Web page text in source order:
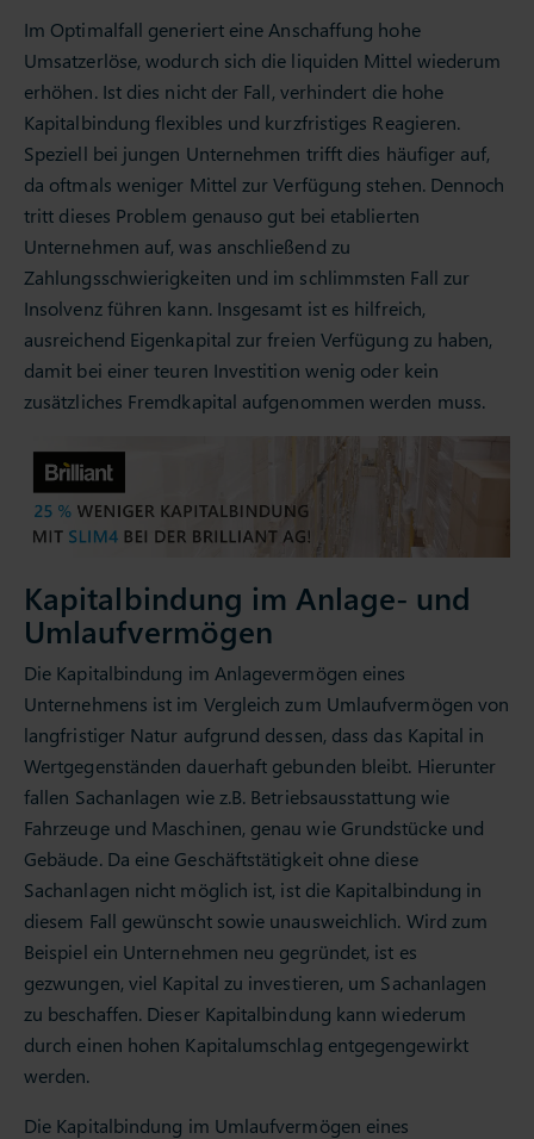
Im Optimalfall generiert eine Anschaffung hohe
Umsatzerlöse, wodurch sich die liquiden Mittel wiederum
erhöhen. Ist dies nicht der Fall, verhindert die hohe
Kapitalbindung flexibles und kurzfristiges Reagieren.
Speziell bei jungen Unternehmen trifft dies häufiger auf,
da oftmals weniger Mittel zur Verfügung stehen. Dennoch
tritt dieses Problem genauso gut bei etablierten
Unternehmen auf, was anschließend zu
Zahlungsschwierigkeiten und im schlimmsten Fall zur
Insolvenz führen kann. Insgesamt ist es hilfreich,
ausreichend Eigenkapital zur freien Verfügung zu haben,
damit bei einer teuren Investition wenig oder kein
zusätzliches Fremdkapital aufgenommen werden muss.
Kapitalbindung im Anlage- und
Umlaufvermögen
Die Kapitalbindung im Anlagevermögen eines
Unternehmens ist im Vergleich zum Umlaufvermögen von
langfristiger Natur aufgrund dessen, dass das Kapital in
Wertgegenständen dauerhaft gebunden bleibt. Hierunter
fallen Sachanlagen wie z.B. Betriebsausstattung wie
Fahrzeuge und Maschinen, genau wie Grundstücke und
Gebäude. Da eine Geschäftstätigkeit ohne diese
Sachanlagen nicht möglich ist, ist die Kapitalbindung in
diesem Fall gewünscht sowie unausweichlich. Wird zum
Beispiel ein Unternehmen neu gegründet, ist es
gezwungen, viel Kapital zu investieren, um Sachanlagen
zu beschaffen. Dieser Kapitalbindung kann wiederum
durch einen hohen Kapitalumschlag entgegengewirkt
werden.
Die Kapitalbindung im Umlaufvermögen eines